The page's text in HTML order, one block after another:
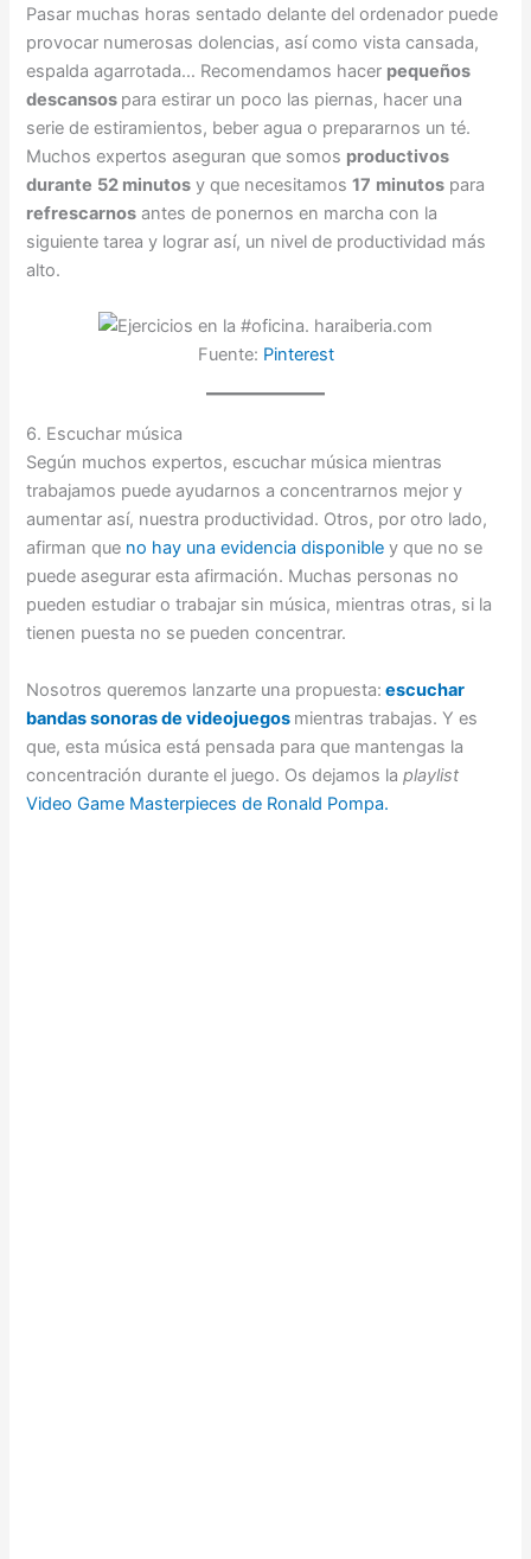
Pasar muchas horas sentado delante del ordenador puede
provocar numerosas dolencias, así como vista cansada,
espalda agarrotada… Recomendamos hacer pequeños
descansos para estirar un poco las piernas, hacer una
serie de estiramientos, beber agua o prepararnos un té.
Muchos expertos aseguran que somos productivos
durante 52 minutos y que necesitamos17 minutos para
refrescarnos antes de ponernos en marcha con la
siguiente tarea y lograr así, un nivel de productividad más
alto.
Fuente: Pinterest
6. Escuchar música
Según muchos expertos, escuchar música mientras
trabajamos puede ayudarnos a concentrarnos mejor y
aumentar así, nuestra productividad. Otros, por otro lado,
afirman que no hay una evidencia disponibley que no se
puede asegurar esta afirmación. Muchas personas no
pueden estudiar o trabajar sin música, mientras otras, si la
tienen puesta no se pueden concentrar.
Nosotros queremos lanzarte una propuesta: escuchar
bandas sonoras de videojuegos mientras trabajas. Y es
que, esta música está pensada para que mantengas la
concentración durante el juego. Os dejamos laplaylist
Video Game Masterpieces de Ronald Pompa.